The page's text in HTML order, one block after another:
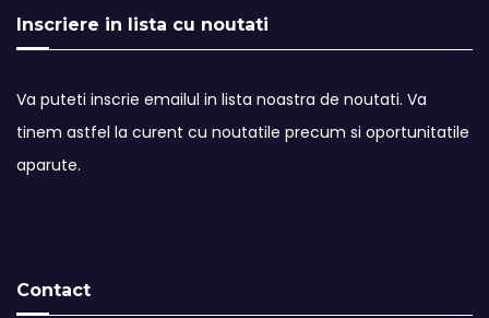
Inscriere in lista cu noutati
Va puteti inscrie emailul in lista noastra de noutati. Va
tinem astfel la curent cu noutatile precum si oportunitatile
aparute.
Contact